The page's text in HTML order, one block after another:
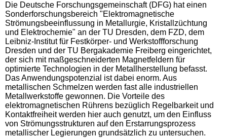
Die Deutsche Forschungsgemeinschaft (DFG) hat einen
Sonderforschungsbereich "Elektromagnetische
Strömungsbeeinflussung in Metallurgie, Kristallzüchtung
und Elektrochemie" an der TU Dresden, dem FZD, dem
Leibniz-Institut für Festkörper- und Werkstoffforschung
Dresden und der TU Bergakademie Freiberg eingerichtet,
der sich mit maßgeschneiderten Magnetfeldern für
optimierte Technologien in der Metallherstellung befasst.
Das Anwendungspotenzial ist dabei enorm. Aus
metallischen Schmelzen werden fast alle industriellen
Metallwerkstoffe gewonnen. Die Vorteile des
elektromagnetischen Rührens bezüglich Regelbarkeit und
Kontaktfreiheit werden hier auch genutzt, um den Einfluss
von Strömungsstrukturen auf den Erstarrungsprozess
metallischer Legierungen grundsätzlich zu untersuchen.